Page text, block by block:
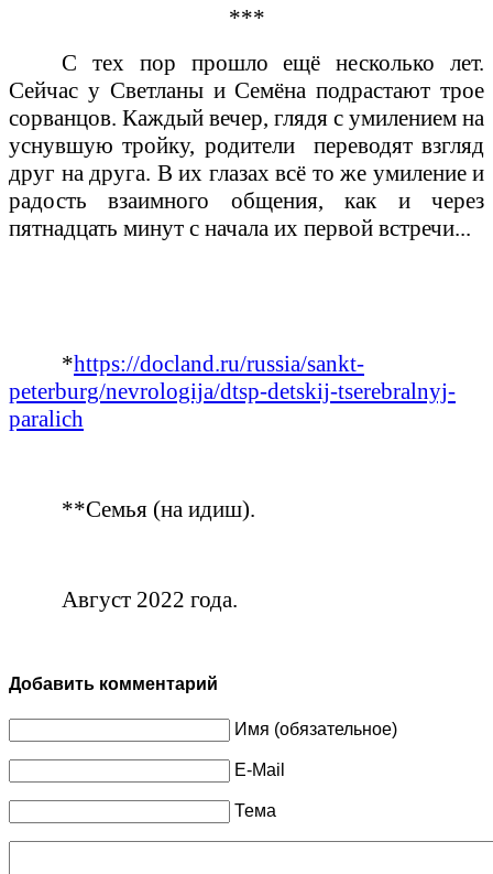
***
С тех пор прошло ещё несколько лет.
Сейчас у Светланы и Семёна подрастают трое
сорванцов. Каждый вечер, глядя с умилением на
уснувшую тройку, родители
переводят взгляд
друг на друга. В их глазах всё то же умиление и
радость взаимного общения, как и через
пятнадцать минут с начала их первой встречи...
*https://docland.ru/russia/sankt-
peterburg/nevrologija/dtsp-detskij-tserebralnyj-
paralich
**Семья (на идиш).
Август 2022 года.
Добавить комментарий
Имя (обязательное)
E-Mail
Тема